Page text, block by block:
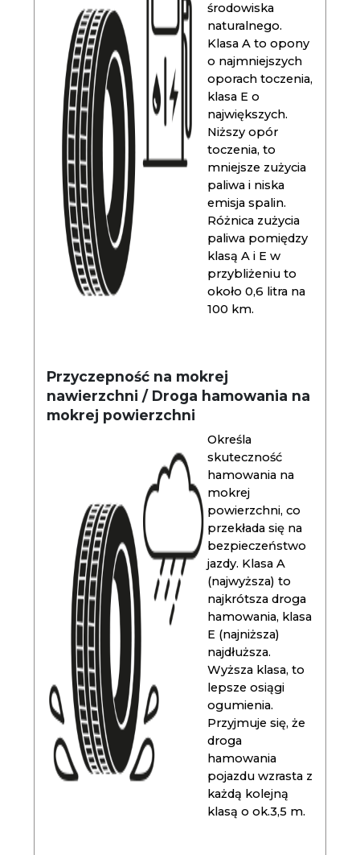
środowiska
naturalnego.
Klasa A to opony
o najmniejszych
oporach toczenia,
klasa E o
największych.
Niższy opór
toczenia, to
mniejsze zużycia
paliwa i niska
emisja spalin.
Różnica zużycia
paliwa pomiędzy
klasą A i E w
przybliżeniu to
około 0,6 litra na
100 km.
Przyczepność na mokrej
nawierzchni / Droga hamowania na
mokrej powierzchni
Określa
skuteczność
hamowania na
mokrej
powierzchni, co
przekłada się na
bezpieczeństwo
jazdy. Klasa A
(najwyższa) to
najkrótsza droga
hamowania, klasa
E (najniższa)
najdłuższa.
Wyższa klasa, to
lepsze osiągi
ogumienia.
Przyjmuje się, że
droga
hamowania
pojazdu wzrasta z
każdą kolejną
klasą o ok.3,5 m.